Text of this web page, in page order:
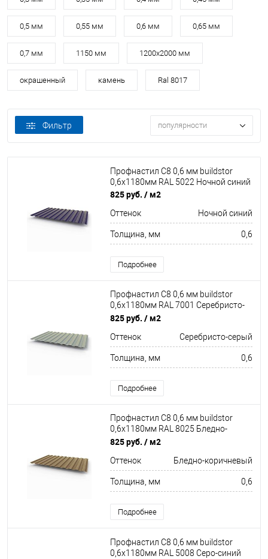
0,5 мм 0,55 мм 0,6 мм 0,65 мм
0,7 мм 1150 мм 1200х2000 мм
окрашенный камень Ral 8017
Фильтр популярности
Профнастил С8 0,6 мм buildstor
0,6х1180мм RAL 5022 Ночной синий
825 руб. / м2
Оттенок Ночной синий
Толщина, мм 0,6
Подробнее
Профнастил С8 0,6 мм buildstor
0,6х1180мм RAL 7001 Серебристо-
серый
825 руб. / м2
Оттенок Серебристо-серый
Толщина, мм 0,6
Подробнее
Профнастил С8 0,6 мм buildstor
0,6х1180мм RAL 8025 Бледно-
коричневый
825 руб. / м2
Оттенок Бледно-коричневый
Толщина, мм 0,6
Подробнее
Профнастил С8 0,6 мм buildstor
0,6х1180мм RAL 5008 Серо-синий